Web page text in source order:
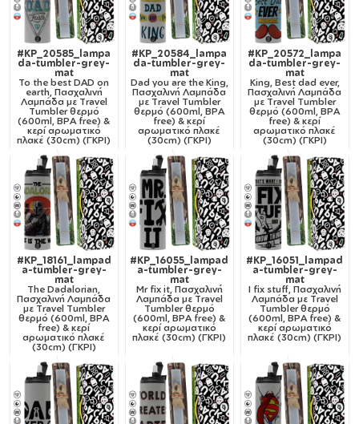
#KP_20585_lampa
da-tumbler-grey-
mat
To the best DAD on
earth, Πασχαλινή
Λαμπάδα με Travel
Tumbler θερμό
(600ml, BPA free) &
κερί αρωματικό
πλακέ (30cm) (ΓΚΡΙ)
#KP_20584_lampa
da-tumbler-grey-
mat
Dad you are the King,
Πασχαλινή Λαμπάδα
με Travel Tumbler
θερμό (600ml, BPA
free) & κερί
αρωματικό πλακέ
(30cm) (ΓΚΡΙ)
#KP_20572_lampa
da-tumbler-grey-
mat
King, Best dad ever,
Πασχαλινή Λαμπάδα
με Travel Tumbler
θερμό (600ml, BPA
free) & κερί
αρωματικό πλακέ
(30cm) (ΓΚΡΙ)
#KP_18161_lampad
a-tumbler-grey-
mat
The Dadalorian,
Πασχαλινή Λαμπάδα
με Travel Tumbler
θερμό (600ml, BPA
free) & κερί
αρωματικό πλακέ
(30cm) (ΓΚΡΙ)
#KP_16055_lampad
a-tumbler-grey-
mat
Mr fix it, Πασχαλινή
Λαμπάδα με Travel
Tumbler θερμό
(600ml, BPA free) &
κερί αρωματικό
πλακέ (30cm) (ΓΚΡΙ)
#KP_16051_lampad
a-tumbler-grey-
mat
I fix stuff, Πασχαλινή
Λαμπάδα με Travel
Tumbler θερμό
(600ml, BPA free) &
κερί αρωματικό
πλακέ (30cm) (ΓΚΡΙ)